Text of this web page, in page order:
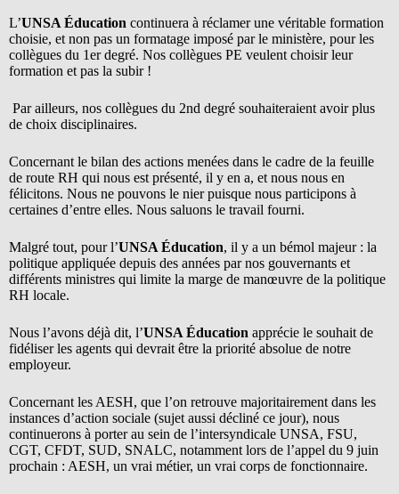
L’UNSA Éducation continuera à réclamer une véritable formation
choisie, et non pas un formatage imposé par le ministère, pour les
collègues du 1er degré. Nos collègues PE veulent choisir leur
formation et pas la subir !
Par ailleurs, nos collègues du 2nd degré souhaiteraient avoir plus
de choix disciplinaires.
Concernant le bilan des actions menées dans le cadre de la feuille
de route RH qui nous est présenté, il y en a, et nous nous en
félicitons. Nous ne pouvons le nier puisque nous participons à
certaines d’entre elles. Nous saluons le travail fourni.
Malgré tout, pour l’UNSA Éducation, il y a un bémol majeur : la
politique appliquée depuis des années par nos gouvernants et
différents ministres qui limite la marge de manœuvre de la politique
RH locale.
Nous l’avons déjà dit, l’UNSA Éducation apprécie le souhait de
fidéliser les agents qui devrait être la priorité absolue de notre
employeur.
Concernant les AESH, que l’on retrouve majoritairement dans les
instances d’action sociale (sujet aussi décliné ce jour), nous
continuerons à porter au sein de l’intersyndicale UNSA, FSU,
CGT, CFDT, SUD, SNALC, notamment lors de l’appel du 9 juin
prochain : AESH, un vrai métier, un vrai corps de fonctionnaire.